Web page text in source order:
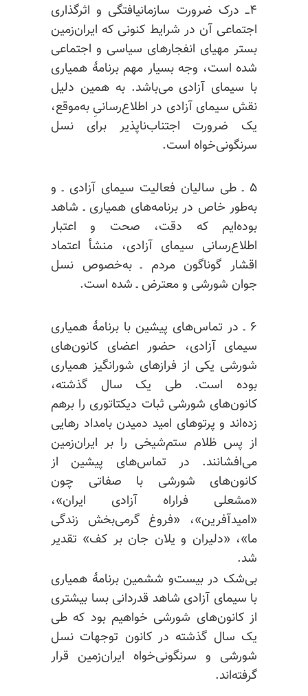
۴ــ درک ضرورت سازمانیافتگی و اثرگذاری
اجتماعی آن در شرایط کنونی که ایران‌زمین
بستر مهیای انفجارهای سیاسی و اجتماعی
شده است، وجه بسیار مهم برنامهٔ همیاری
با سیمای آزادی می‌باشد. به همین دلیل
نقش سیمای آزادی در اطلاع‌رسانیِ به‌موقع،
یک ضرورت اجتناب‌ناپذیر برای نسل
سرنگونی‌خواه است.
۵ ـ طی سالیان فعالیت سیمای آزادی ـ و
به‌طور خاص در برنامه‌های همیاری ـ شاهد
بوده‌ایم که دقت، صحت و اعتبار
اطلاع‌رسانی سیمای آزادی، منشأ اعتماد
اقشار گوناگون مردم ـ به‌خصوص نسل
جوان شورشی و معترض ـ شده است.
۶ ـ در تماس‌های پیشین با برنامهٔ همیاری
سیمای آزادی، حضور اعضای کانون‌های
شورشی یکی از فرازهای شورانگیز همیاری
بوده است. طی یک سال گذشته،
کانون‌های شورشی ثبات دیکتاتوری را برهم
زده‌اند و پرتوهای امید دمیدن بامداد رهایی
از پس ظلام ستم‌شیخی را بر ایران‌زمین
می‌افشانند. در تماس‌های پیشین از
کانون‌های شورشی با صفاتی چون
«مشعلی فراراه آزادی ایران»،
«امیدآفرین»، «فروغ گرمی‌بخش زندگی
ما»، «دلیران و یلان جان بر کف» تقدیر
شد.
بی‌شک در بیست‌و ششمین برنامهٔ همیاری
با سیمای آزادی شاهد قدردانی بسا بیشتری
از کانون‌های شورشی خواهیم بود که طی
یک سال گذشته در کانون توجهات نسل
شورشی و سرنگونی‌خواه ایران‌زمین قرار
گرفته‌اند.